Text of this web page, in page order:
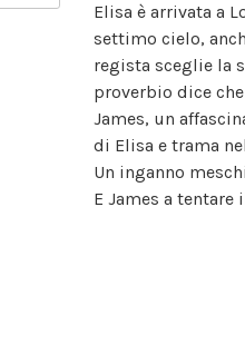
Elisa è arrivata a
settimo cielo,
regista sceglie la
proverbio dice
James, un
di Elisa e trama
Un inganno
E James a